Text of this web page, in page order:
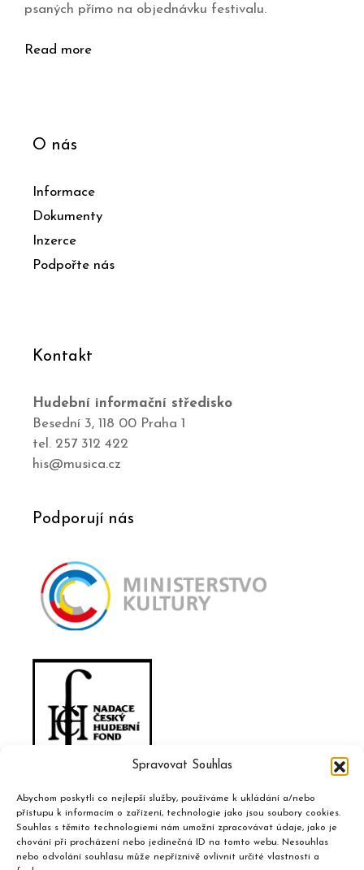
Spravovat Souhlas
Abychom poskytli co nejlepší služby, používáme k ukládání a/nebo
přístupu k informacím o zařízení, technologie jako jsou soubory cookies.
Souhlas s těmito technologiemi nám umožní zpracovávat údaje, jako je
chování při procházení nebo jedinečná ID na tomto webu. Nesouhlas
nebo odvolání souhlasu může nepříznivě ovlivnit určité vlastnosti a
psaných přímo na objednávku festivalu.
Read more
O nás
Informace
Dokumenty
Inzerce
Podpořte nás
Kontakt
Hudební informační středisko
Besední 3, 118 00 Praha 1
tel. 257 312 422
his@musica.cz
Podporují nás